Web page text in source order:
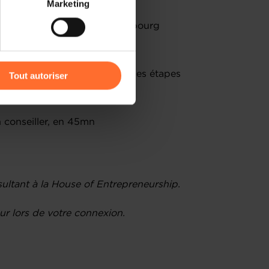
être affectées en
Marketing
Tout autoriser
entrepreneurs au Luxembourg
et fiscaux à connaître
d’établissement et les étapes
conseiller, en 45mn
à la House of Entrepreneurship.
lors de votre connexion.